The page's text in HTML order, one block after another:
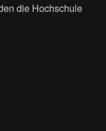
die Hochschule